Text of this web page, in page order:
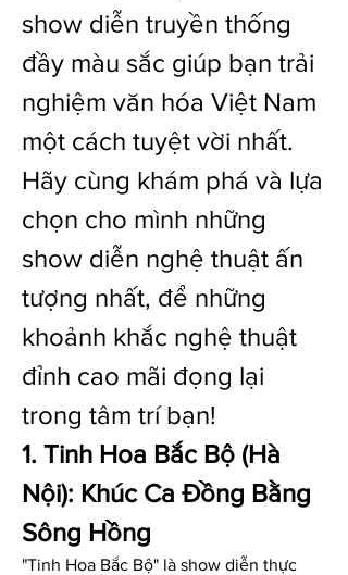
show diễn truyền thống
đầy màu sắc giúp bạn trải
nghiệm văn hóa Việt Nam
một cách tuyệt vời nhất.
Hãy cùng khám phá và lựa
chọn cho mình những
show diễn nghệ thuật ấn
tượng nhất, để những
khoảnh khắc nghệ thuật
đỉnh cao mãi đọng lại
trong tâm trí bạn!
1. Tinh Hoa Bắc Bộ (Hà
Nội): Khúc Ca Đồng Bằng
Sông Hồng
"Tinh Hoa Bắc Bộ" là show diễn thực